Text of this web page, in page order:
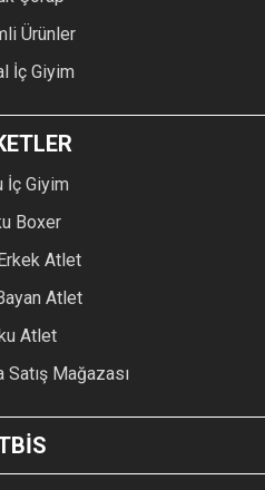
Ürünler
İç Giyim
İç Giyim
Boxer
Atlet
Atlet
Atlet
Satış Mağazası